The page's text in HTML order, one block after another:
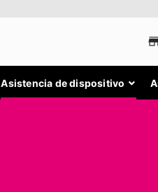
Asistencia de dispositivo